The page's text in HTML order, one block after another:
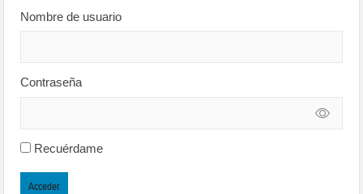
Nombre de usuario
Contraseña
Recuérdame
Acceder